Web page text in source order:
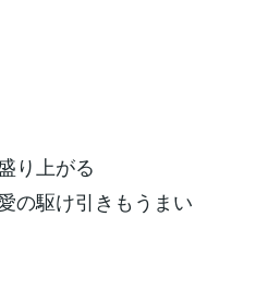
り上がる
の駆け引きもうまい